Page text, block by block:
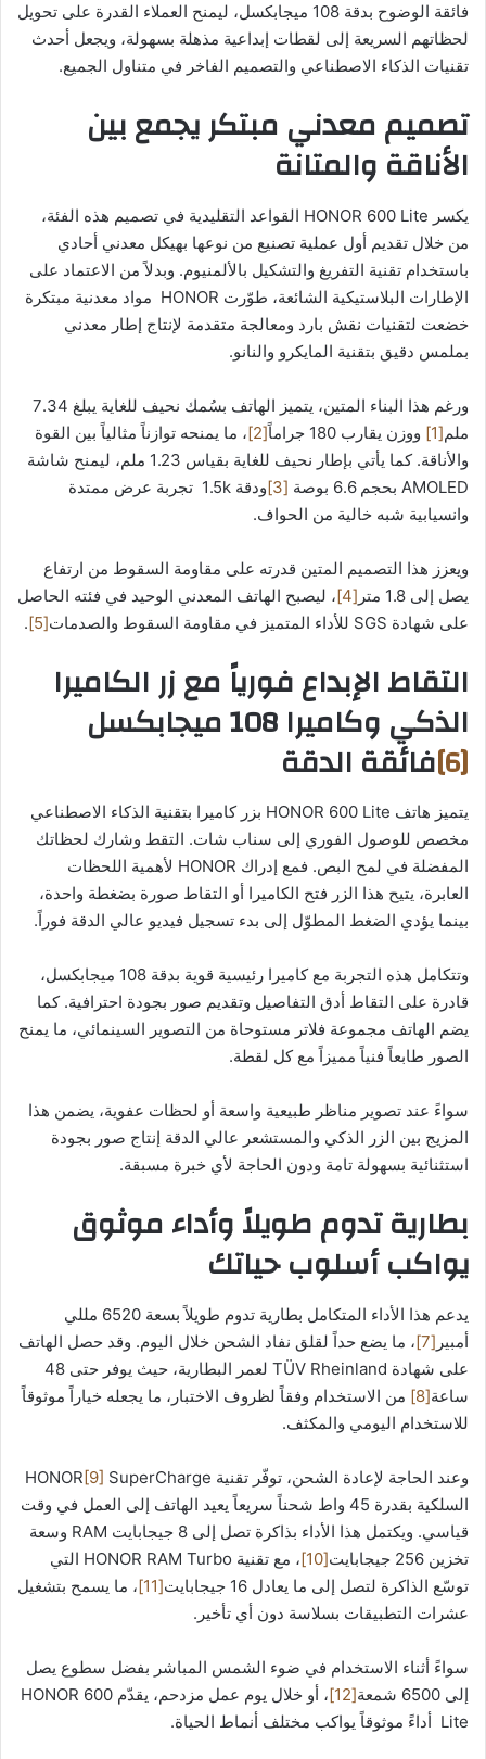
فائقة الوضوح بدقة 108 ميجابكسل، ليمنح العملاء القدرة على تحويل
لحظاتهم السريعة إلى لقطات إبداعية مذهلة بسهولة، ويجعل أحدث
تقنيات الذكاء الاصطناعي والتصميم الفاخر في متناول الجميع.
تصميم معدني مبتكر يجمع بين
الأناقة والمتانة
يكسر HONOR 600 Lite القواعد التقليدية في تصميم هذه الفئة،
من خلال تقديم أول عملية تصنيع من نوعها بهيكل معدني أحادي
باستخدام تقنية التفريغ والتشكيل بالألمنيوم. وبدلاً من الاعتماد على
الإطارات البلاستيكية الشائعة، طوّرت HONOR مواد معدنية مبتكرة
خضعت لتقنيات نقش بارد ومعالجة متقدمة لإنتاج إطار معدني
بملمس دقيق بتقنية المايكرو والنانو.
ورغم هذا البناء المتين، يتميز الهاتف بسُمك نحيف للغاية يبلغ 7.34
ملم[1] ووزن يقارب 180 جراماً [2]
، ما يمنحه توازناً مثالياً بين القوة
والأناقة. كما يأتي بإطار نحيف للغاية بقياس 1.23 ملم، ليمنح شاشة
AMOLED بحجم 6.6 بوصة
[3]
ودقة 1.5k تجربة عرض ممتدة
وانسيابية شبه خالية من الحواف.
ويعزز هذا التصميم المتين قدرته على مقاومة السقوط من ارتفاع
يصل إلى 1.8 متر
[4]
، ليصبح الهاتف المعدني الوحيد في فئته الحاصل
على شهادة SGS للأداء المتميز في مقاومة السقوط والصدمات
[5]
.
التقاط الإبداع فورياً مع زر الكاميرا
الذكي وكاميرا 108 ميجابكسل
[6] فائقة الدقة
يتميز هاتف HONOR 600 Lite بزر كاميرا بتقنية الذكاء الاصطناعي
مخصص للوصول الفوري إلى سناب شات. التقط وشارك لحظاتك
المفضلة في لمح البص. فمع إدراك HONOR لأهمية اللحظات
العابرة، يتيح هذا الزر فتح الكاميرا أو التقاط صورة بضغطة واحدة،
بينما يؤدي الضغط المطوّل إلى بدء تسجيل فيديو عالي الدقة فوراً.
وتتكامل هذه التجربة مع كاميرا رئيسية قوية بدقة 108 ميجابكسل،
قادرة على التقاط أدق التفاصيل وتقديم صور بجودة احترافية. كما
يضم الهاتف مجموعة فلاتر مستوحاة من التصوير السينمائي، ما يمنح
الصور طابعاً فنياً مميزاً مع كل لقطة.
سواءً عند تصوير مناظر طبيعية واسعة أو لحظات عفوية، يضمن هذا
المزيج بين الزر الذكي والمستشعر عالي الدقة إنتاج صور بجودة
استثنائية بسهولة تامة ودون الحاجة لأي خبرة مسبقة.
بطارية تدوم طويلاً وأداء موثوق
يواكب أسلوب حياتك
يدعم هذا الأداء المتكامل بطارية تدوم طويلاً بسعة 6520 مللي
أمبير [7]
، ما يضع حداً لقلق نفاد الشحن خلال اليوم. وقد حصل الهاتف
على شهادة TÜV Rheinland لعمر البطارية، حيث يوفر حتى 48
ساعة[8]
من الاستخدام وفقاً لظروف الاختبار، ما يجعله خياراً موثوقاً
للاستخدام اليومي والمكثف.
وعند الحاجة لإعادة الشحن، توفّر تقنية HONOR [9] SuperCharge
السلكية بقدرة 45 واط شحناً سريعاً يعيد الهاتف إلى العمل في وقت
قياسي. ويكتمل هذا الأداء بذاكرة تصل إلى 8 جيجابايت RAM وسعة
تخزين 256 جيجابايت
[10]
، مع تقنية HONOR RAM Turbo التي
توسّع الذاكرة لتصل إلى ما يعادل 16 جيجابايت
[11]
، ما يسمح بتشغيل
عشرات التطبيقات بسلاسة دون أي تأخير.
سواءً أثناء الاستخدام في ضوء الشمس المباشر بفضل سطوع يصل
إلى 6500 شمعة
[12]
، أو خلال يوم عمل مزدحم، يقدّم HONOR 600
Lite أداءً موثوقاً يواكب مختلف أنماط الحياة.